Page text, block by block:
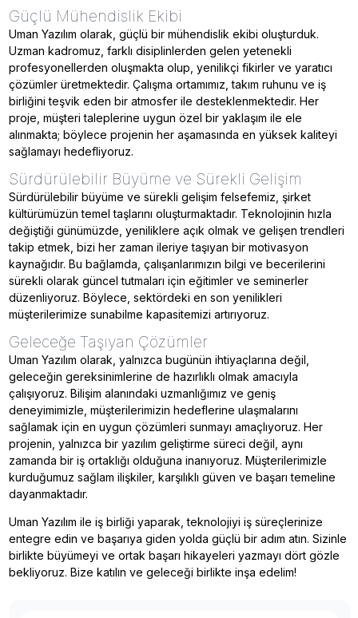
Güçlü Mühendislik Ekibi
Uman Yazılım olarak, güçlü bir mühendislik ekibi oluşturduk.
Uzman kadromuz, farklı disiplinlerden gelen yetenekli
profesyonellerden oluşmakta olup, yenilikçi fikirler ve yaratıcı
çözümler üretmektedir. Çalışma ortamımız, takım ruhunu ve iş
birliğini teşvik eden bir atmosfer ile desteklenmektedir. Her
proje, müşteri taleplerine uygun özel bir yaklaşım ile ele
alınmakta; böylece projenin her aşamasında en yüksek kaliteyi
sağlamayı hedefliyoruz.
Sürdürülebilir Büyüme ve Sürekli Gelişim
Sürdürülebilir büyüme ve sürekli gelişim felsefemiz, şirket
kültürümüzün temel taşlarını oluşturmaktadır. Teknolojinin hızla
değiştiği günümüzde, yeniliklere açık olmak ve gelişen trendleri
takip etmek, bizi her zaman ileriye taşıyan bir motivasyon
kaynağıdır. Bu bağlamda, çalışanlarımızın bilgi ve becerilerini
sürekli olarak güncel tutmaları için eğitimler ve seminerler
düzenliyoruz. Böylece, sektördeki en son yenilikleri
müşterilerimize sunabilme kapasitemizi artırıyoruz.
Geleceğe Taşıyan Çözümler
Uman Yazılım olarak, yalnızca bugünün ihtiyaçlarına değil,
geleceğin gereksinimlerine de hazırlıklı olmak amacıyla
çalışıyoruz. Bilişim alanındaki uzmanlığımız ve geniş
deneyimimizle, müşterilerimizin hedeflerine ulaşmalarını
sağlamak için en uygun çözümleri sunmayı amaçlıyoruz. Her
projenin, yalnızca bir yazılım geliştirme süreci değil, aynı
zamanda bir iş ortaklığı olduğuna inanıyoruz. Müşterilerimizle
kurduğumuz sağlam ilişkiler, karşılıklı güven ve başarı temeline
dayanmaktadır.
Uman Yazılım ile iş birliği yaparak, teknolojiyi iş süreçlerinize
entegre edin ve başarıya giden yolda güçlü bir adım atın. Sizinle
birlikte büyümeyi ve ortak başarı hikayeleri yazmayı dört gözle
bekliyoruz. Bize katılın ve geleceği birlikte inşa edelim!